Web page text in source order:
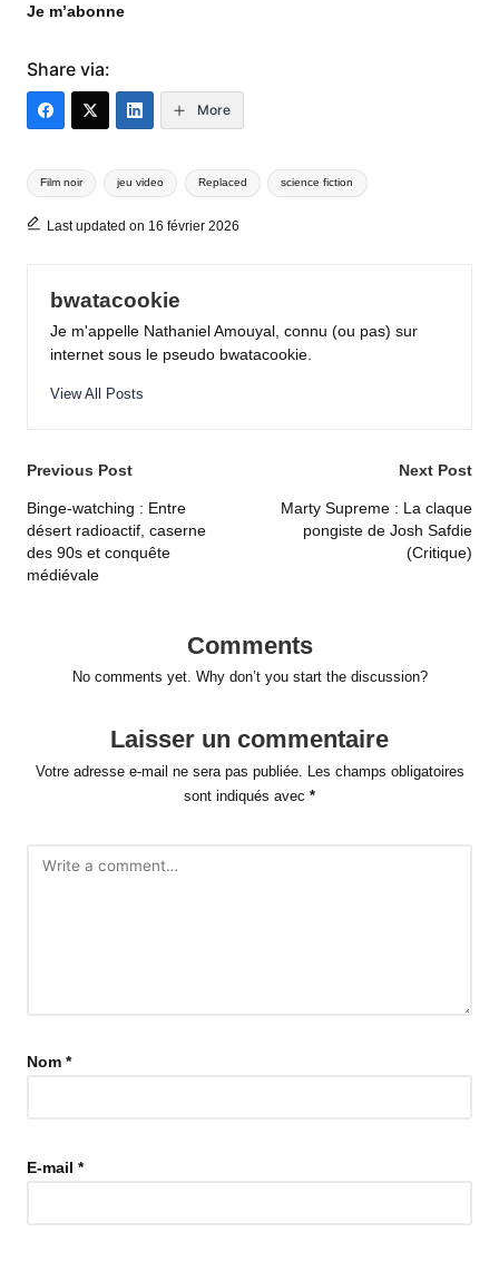
Je m’abonne
Share via:
More
Tags:
Film noir jeu video Replaced science fiction
Last updated on 16 février 2026
bwatacookie
Je m'appelle Nathaniel Amouyal, connu (ou pas) sur
internet sous le pseudo bwatacookie.
View All Posts
Post
navigation
Previous Post
Binge-watching : Entre
désert radioactif, caserne
des 90s et conquête
médiévale
Next Post
Marty Supreme : La claque
pongiste de Josh Safdie
(Critique)
Comments
No comments yet. Why don’t you start the discussion?
Laisser un commentaire
Votre adresse e-mail ne sera pas publiée. Les champs obligatoires
sont indiqués avec *
Nom *
E-mail *